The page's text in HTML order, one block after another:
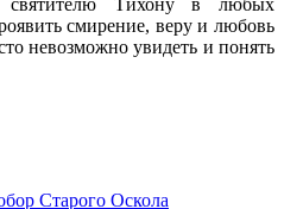
смирение, веру и любовь
невозможно увидеть и понять
Старого Оскола